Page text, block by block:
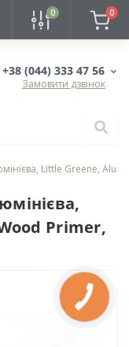
0 0
+38 (044) 333 47 56
Замовити дзвінок
Little Greene,
Primer,